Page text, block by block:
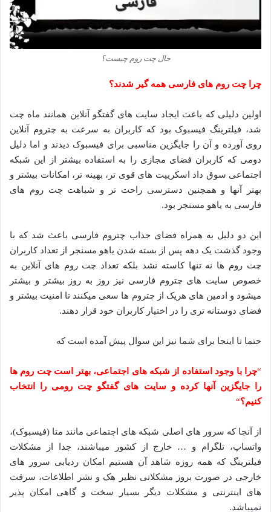
حال چت روم چیست؟
چرا چت روم های فارسی همه گیر شدند؟
اولین دلیلی که باعث ایجاد سایت های گفتگو آنلاین همانند ماه چت
شد، فیلترینگ فیسبوک بود که کاربران به سرعت به چتروم آنلاین
روی آورده و آن را جایگزین مناسبی برای فیسبوک دیدند و اما دلیل
دومی که کاربران فضای مجازی را به استفاده بیشتر از این شبکه
اجتماعی سوق داد اسکریپت های قوی تر، بهینه تر، امکانات بیشتر و
بهتر آنها و همچنین دسترسی راحت تر و شباهت چت روم های
فارسی به یاهو مسنجر بود.
این دو دلیل به همراه فضای جذاب چتروم فارسی باعث شد که با
وجود گذشت یک دهه پس از بسته شدن یاهو مسنجر از تعداد کاربران
چت روم ها نه تنها کاسته نشد بلکه تعداد چت روم های آنلاین به
خصوص سایت های چتروم فارسی نیز روز به روز بیشتر و بیشتر
میشود و ادمین های هریک از چتروم ها سعی میکنند تا امنیت بیشتر و
فضای دوستانه تری را در اختیار کاربران خود قرار دهند.
حتما تا اینجا برای شما نیز این سوال پیش آمده است که
“چرا با وجود استفاده از شبکه های اجتماعی، بهتر است چت روم ها
را جایگزین آنها کرده و سایت های گفتگو چت رومی را انتخاب
کنیم؟“
از آنجا که سرور های اصلی شبکه های اجتماعی مانند متا (فیسبوک)،
واتساپ، تلگرام و … خارج از کشور میباشند، جدا از مشکلات
فیلترینگ که همه روزه شاهد آن هستیم امکان ردیابی سرور های
خارجی در صورت بروز مشکلاتی نظیر هک و نشر اطلاعات، سرقت
های اینترنتی و مشکلات دیگر بسیار سخت و گاهی امکان پذیر
نمیباشد.